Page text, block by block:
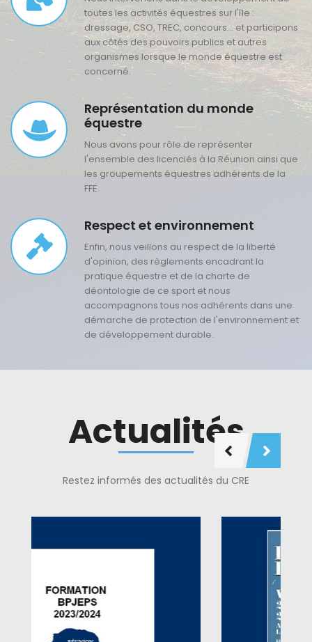
toutes les activités équestres sur l'île :
dressage, CSO, TREC, concours... et participons
aux côtés des pouvoirs publics et autres
organismes lorsque le monde équestre est
concerné.
Représentation du monde
équestre
Nous avons pour rôle de représenter
l'ensemble des licenciés à la Réunion ainsi que
les groupements équestres adhérents de la
FFE.
Respect et environnement
Enfin, nous veillons au respect de la liberté
d'opinion, des règlements encadrant la
pratique équestre et de la charte de
déontologie de ce sport et nous
accompagnons tous nos adhérents dans une
démarche de protection de l'environnement et
de développement durable.
Actualités
Restez informés des actualités du CRE